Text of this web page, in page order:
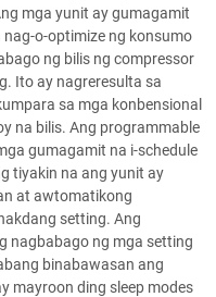
mga yunit ay gumagamit
o-optimize ng konsumo
ng bilis ng compressor
Ito ay nagreresulta sa
sa mga konbensional
na bilis. Ang programmable
gumagamit na i-schedule
tiyakin na ang yunit ay
at awtomatikong
setting. Ang
nagbabago ng mga setting
binabawasan ang
mayroon ding sleep modes